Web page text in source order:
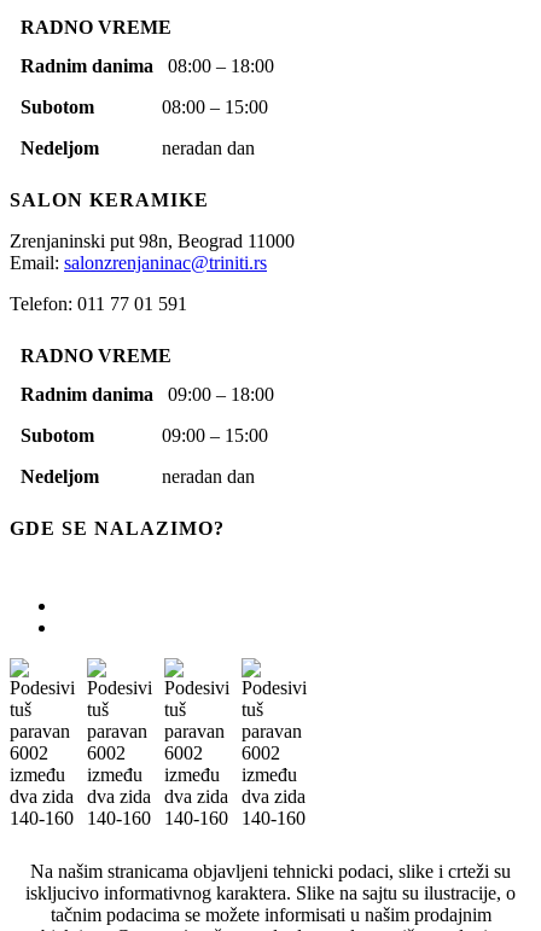
RADNO VREME
Radnim danima 08:00 – 18:00
Subotom 08:00 – 15:00
Nedeljom neradan dan
SALON KERAMIKE
Zrenjaninski put 98n, Beograd 11000
Email: salonzrenjaninac@triniti.rs
Telefon: 011 77 01 591
RADNO VREME
Radnim danima 09:00 – 18:00
Subotom 09:00 – 15:00
Nedeljom neradan dan
GDE SE NALAZIMO?
Na našim stranicama objavljeni tehnicki podaci, slike i crteži su
iskljucivo informativnog karaktera. Slike na sajtu su ilustracije, o
tačnim podacima se možete informisati u našim prodajnim